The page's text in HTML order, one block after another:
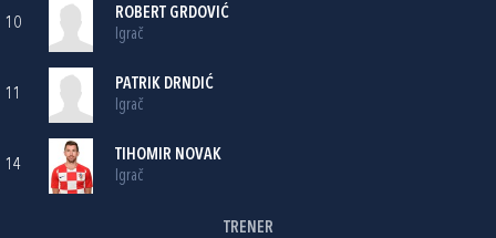
10
ROBERT GRDOVIĆ
Igrač
11
PATRIK DRNDIĆ
Igrač
14
TIHOMIR NOVAK
Igrač
TRENER